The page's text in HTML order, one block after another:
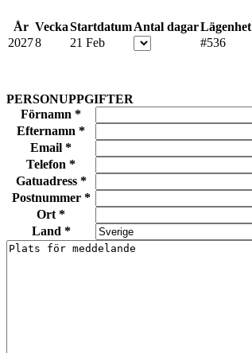
År VeckaStartdatumAntal dagarLägenhet
20278 21 Feb #536
PERSONUPPGIFTER
Förnamn *
Efternamn *
Email *
Telefon *
Gatuadress *
Postnummer *
Ort *
Land *